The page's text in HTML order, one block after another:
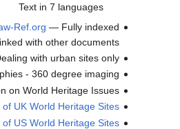
Text in 7 languages
Ref.org — Fully indexed
with other documents
with urban sites only
- 360 degree imaging
on World Heritage Issues
UK World Heritage Sites
US World Heritage Sites